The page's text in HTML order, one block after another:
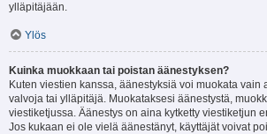
ylläpitäjään.
Ylös
Kuinka muokkaan tai poistan äänestyksen?
Kuten viestien kanssa, äänestyksiä voi muokata vain
valvoja tai ylläpitäjä. Muokataksesi äänestystä,
viestiketjussa. Äänestys on aina kytketty viestiketjun
Jos kukaan ei ole vielä äänestänyt, käyttäjät voivat